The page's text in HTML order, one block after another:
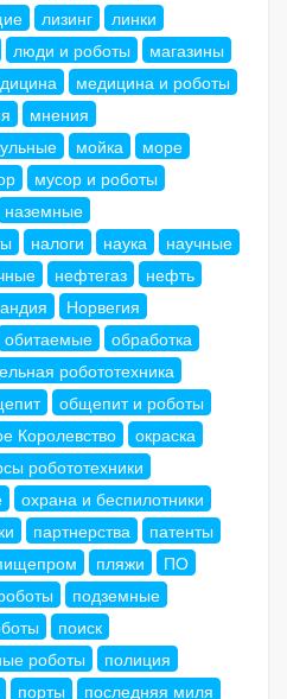
лизинг
линки
люди и роботы
магазины
медицина и роботы
мнения
мойка
море
мусор и роботы
наземные
налоги наука
научные
нефтегаз
нефть
Норвегия
обитаемые
обработка
робототехника
общепит и роботы
Королевство
окраска
робототехники
охрана и беспилотники
партнерства
патенты
пляжи
ПО
подземные
поиск
роботы
полиция
порты
последняя миля